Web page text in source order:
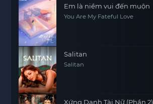
Em là niềm vui đến muộn
You Are My Fateful Love
Salitan
Salitan
Xứng Danh Tài Nữ (Phần 2)